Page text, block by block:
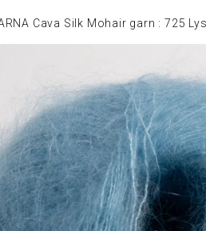
Cava Silk Mohair garn : 725